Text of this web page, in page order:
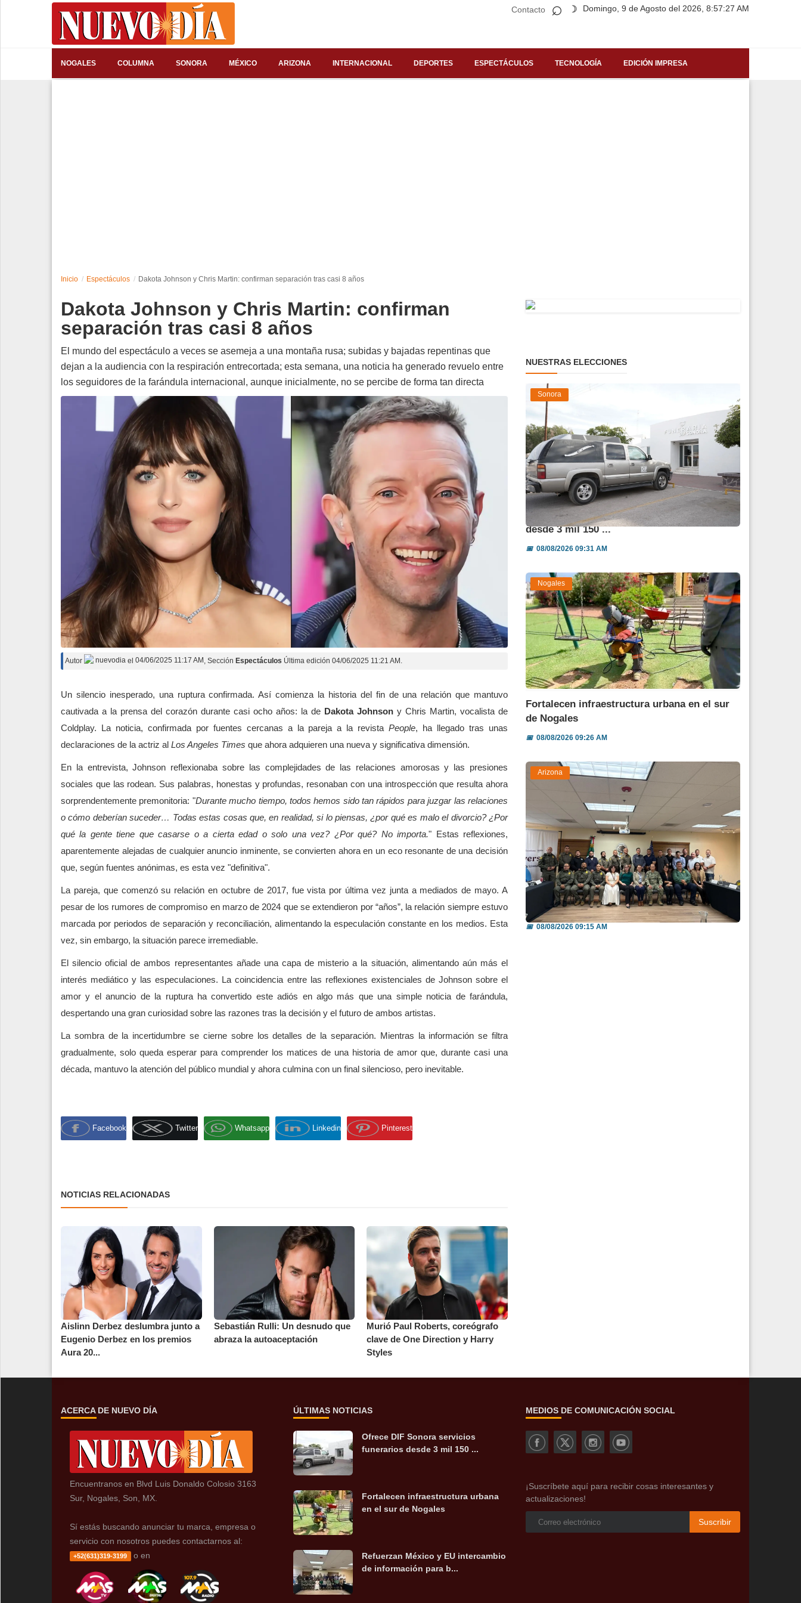
Contacto Domingo, 9 de Agosto del 2026, 8:57:27 AM
⌕ ☽
NOGALES COLUMNA SONORA MÉXICO ARIZONA INTERNACIONAL DEPORTES ESPECTÁCULOS TECNOLOGÍA EDICIÓN IMPRESA
Edición Impresa
Inicio Espectáculos Dakota Johnson y Chris Martin: confirman separación tras casi 8 años
Dakota Johnson y Chris Martin: confirman
separación tras casi 8 años
El mundo del espectáculo a veces se asemeja a una montaña rusa; subidas y bajadas repentinas que
dejan a la audiencia con la respiración entrecortada; esta semana, una noticia ha generado revuelo entre
los seguidores de la farándula internacional, aunque inicialmente, no se percibe de forma tan directa
Autor nuevodia el 04/06/2025 11:17 AM , Sección Espectáculos Última edición 04/06/2025 11:21 AM.
Un silencio inesperado, una ruptura confirmada. Así comienza la historia del fin de una relación que mantuvo
cautivada a la prensa del corazón durante casi ocho años: la de Dakota Johnson y Chris Martin, vocalista de
Coldplay. La noticia, confirmada por fuentes cercanas a la pareja a la revistaPeople, ha llegado tras unas
declaraciones de la actriz al Los Angeles Times que ahora adquieren una nueva y significativa dimensión.
En la entrevista, Johnson reflexionaba sobre las complejidades de las relaciones amorosas y las presiones
sociales que las rodean. Sus palabras, honestas y profundas, resonaban con una introspección que resulta ahora
sorprendentemente premonitoria: "Durante mucho tiempo, todos hemos sido tan rápidos para juzgar las relaciones
o cómo deberían suceder… Todas estas cosas que, en realidad, si lo piensas, ¿por qué es malo el divorcio? ¿Por
qué la gente tiene que casarse o a cierta edad o solo una vez? ¿Por qué? No importa." Estas reflexiones,
aparentemente alejadas de cualquier anuncio inminente, se convierten ahora en un eco resonante de una decisión
que, según fuentes anónimas, es esta vez "definitiva".
La pareja, que comenzó su relación en octubre de 2017, fue vista por última vez junta a mediados de mayo. A
pesar de los rumores de compromiso en marzo de 2024 que se extendieron por “años”, la relación siempre estuvo
marcada por periodos de separación y reconciliación, alimentando la especulación constante en los medios. Esta
vez, sin embargo, la situación parece irremediable.
El silencio oficial de ambos representantes añade una capa de misterio a la situación, alimentando aún más el
interés mediático y las especulaciones. La coincidencia entre las reflexiones existenciales de Johnson sobre el
amor y el anuncio de la ruptura ha convertido este adiós en algo más que una simple noticia de farándula,
despertando una gran curiosidad sobre las razones tras la decisión y el futuro de ambos artistas.
La sombra de la incertidumbre se cierne sobre los detalles de la separación. Mientras la información se filtra
gradualmente, solo queda esperar para comprender los matices de una historia de amor que, durante casi una
década, mantuvo la atención del público mundial y ahora culmina con un final silencioso, pero inevitable.
Facebook Twitter Whatsapp Linkedin Pinterest
NOTICIAS RELACIONADAS
Aislinn Derbez deslumbra junto a
Eugenio Derbez en los premios
Aura 20...
Sebastián Rulli: Un desnudo que
abraza la autoaceptación
Murió Paul Roberts, coreógrafo
clave de One Direction y Harry
Styles
NUESTRAS ELECCIONES
Sonora
Ofrece DIF Sonora servicios funerarios
desde 3 mil 150 ...
📅08/08/2026 09:31 AM
Nogales
Fortalecen infraestructura urbana en el sur
de Nogales
📅08/08/2026 09:26 AM
Arizona
Refuerzan México y EU intercambio de
información para b...
📅08/08/2026 09:15 AM
ACERCA DE NUEVO DÍA
Encuentranos en Blvd Luis Donaldo Colosio 3163
Sur, Nogales, Son, MX.
Sí estás buscando anunciar tu marca, empresa o
servicio con nosotros puedes contactarnos al:
+52(631)319-3199 o en
ÚLTIMAS NOTICIAS
Ofrece DIF Sonora servicios
funerarios desde 3 mil 150 ...
Fortalecen infraestructura urbana
en el sur de Nogales
Refuerzan México y EU intercambio
de información para b...
MEDIOS DE COMUNICACIÓN SOCIAL
¡Suscríbete aquí para recibir cosas interesantes y
actualizaciones!
Suscribir